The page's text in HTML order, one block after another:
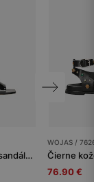
Čierne lakované sandále na nízkom opätku so šnurovaním okolo členka
WOJAS /
76.90 €